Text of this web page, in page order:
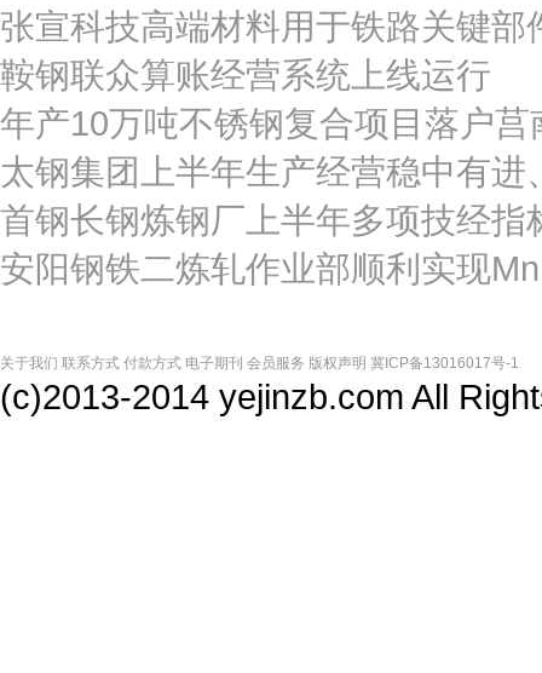
张宣科技高端材料用于铁路关键部
鞍钢联众算账经营系统上线运行
年产10万吨不锈钢复合项目落户莒
太钢集团上半年生产经营稳中有进
首钢长钢炼钢厂上半年多项技经指
安阳钢铁二炼轧作业部顺利实现
关于我们 联系方式 付款方式 电子期刊 会员服务 版权声明 冀ICP备13016017号-1
(c)2013-2014 yejinzb.com All